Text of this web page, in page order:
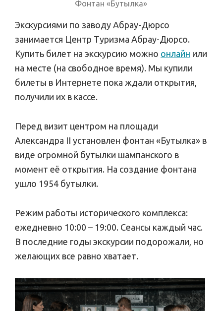
Фонтан «Бутылка»
Экскурсиями по заводу Абрау-Дюрсо
занимается Центр Туризма Абрау-Дюрсо.
Купить билет на экскурсию можно онлайн или
на месте (на свободное время). Мы купили
билеты в Интернете пока ждали открытия,
получили их в кассе.
Перед визит центром на площади
Александра II установлен фонтан «Бутылка» в
виде огромной бутылки шампанского в
момент её открытия. На создание фонтана
ушло 1954 бутылки.
Режим работы исторического комплекса:
ежедневно 10:00 – 19:00. Сеансы каждый час.
В последние годы экскурсии подорожали, но
желающих все равно хватает.